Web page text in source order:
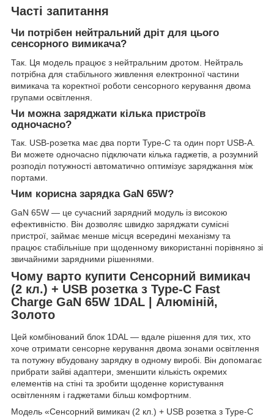
Часті запитання
Чи потрібен нейтральний дріт для цього
сенсорного вимикача?
Так. Ця модель працює з нейтральним дротом. Нейтраль
потрібна для стабільного живлення електронної частини
вимикача та коректної роботи сенсорного керування двома
групами освітлення.
Чи можна заряджати кілька пристроїв
одночасно?
Так. USB-розетка має два порти Type-C та один порт USB-A.
Ви можете одночасно підключати кілька гаджетів, а розумний
розподіл потужності автоматично оптимізує заряджання між
портами.
Чим корисна зарядка GaN 65W?
GaN 65W — це сучасний зарядний модуль із високою
ефективністю. Він дозволяє швидко заряджати сумісні
пристрої, займає менше місця всередині механізму та
працює стабільніше при щоденному використанні порівняно зі
звичайними зарядними рішеннями.
Чому варто купити Сенсорний вимикач
(2 кл.) + USB розетка з Type-C Fast
Charge GaN 65W 1DAL | Алюміній,
Золото
Цей комбінований блок 1DAL — вдале рішення для тих, хто
хоче отримати сенсорне керування двома зонами освітлення
та потужну вбудовану зарядку в одному виробі. Він допомагає
прибрати зайві адаптери, зменшити кількість окремих
елементів на стіні та зробити щоденне користування
освітленням і гаджетами більш комфортним.
Модель «Сенсорний вимикач (2 кл.) + USB розетка з Type-C